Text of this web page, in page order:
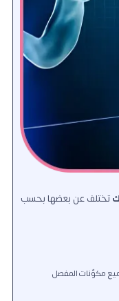
تختلف عن بعضها بحسب
مكوّنات المفصل